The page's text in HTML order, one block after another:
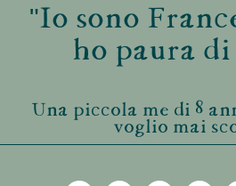
"Io sono
ho paura
Una piccola me di 8
voglio mai